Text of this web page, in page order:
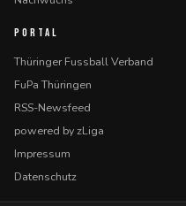
PORTAL
Thüringer Fussball Verband
FuPa Thüringen
RSS-Newsfeed
powered by zLiga
Impressum
Datenschutz